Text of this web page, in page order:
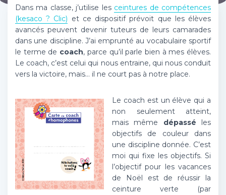
A
Dans ma classe, j’utilise les ceintures de compétences
(kesaco ? Clic) et ce dispositif prévoit que les élèves
avancés peuvent devenir tuteurs de leurs camarades
dans une discipline. J’ai emprunté au vocabulaire sportif
le terme de coach, parce qu’il parle bien à mes élèves.
Le coach, c’est celui qui nous entraine, qui nous conduit
vers la victoire, mais… il ne court pas à notre place.
Le coach est un élève qui a
non seulement atteint,
mais même dépassé les
objectifs de couleur dans
une discipline donnée. C’est
moi qui fixe les objectifs. Si
l’objectif pour les vacances
de Noël est de réussir la
ceinture verte (par